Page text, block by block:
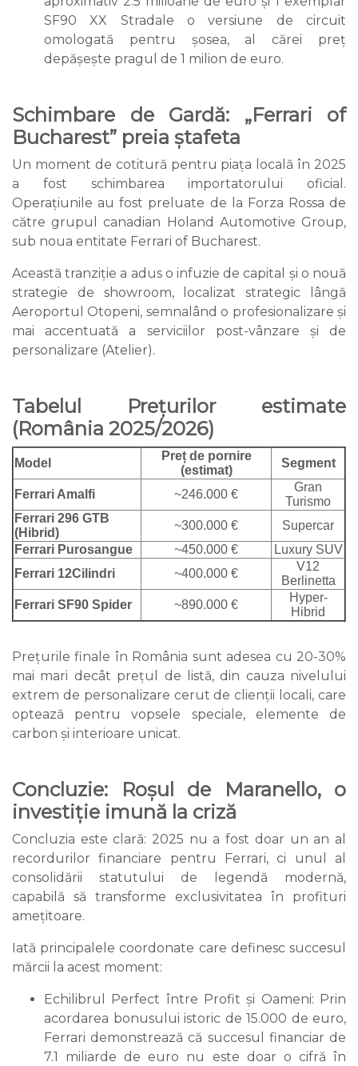
SF90 XX Stradale o versiune de circuit
omologată pentru șosea, al cărei preț
depășește pragul de 1 milion de euro.
Schimbare de Gardă: „Ferrari of
Bucharest” preia ștafeta
Un moment de cotitură pentru piața locală în 2025
a fost schimbarea importatorului oficial.
Operațiunile au fost preluate de la Forza Rossa de
către grupul canadian Holand Automotive Group,
sub noua entitate Ferrari of Bucharest.
Această tranziție a adus o infuzie de capital și o nouă
strategie de showroom, localizat strategic lângă
Aeroportul Otopeni, semnalând o profesionalizare și
mai accentuată a serviciilor post-vânzare și de
personalizare (Atelier).
Tabelul Prețurilor estimate
(România 2025/2026)
Model
Preț de pornire
(estimat)
Segment
Ferrari Amalfi ~246.000 €
Gran
Turismo
Ferrari 296 GTB
(Hibrid)
~300.000 €
Supercar
Ferrari Purosangue
~450.000 €
Luxury SUV
Ferrari 12Cilindri
~400.000 €
V12
Berlinetta
Ferrari SF90 Spider
~890.000 €
Hyper-
Hibrid
Prețurile finale în România sunt adesea cu 20-30%
mai mari decât prețul de listă, din cauza nivelului
extrem de personalizare cerut de clienții locali, care
optează pentru vopsele speciale, elemente de
carbon și interioare unicat.
Concluzie: Roșul de Maranello, o
investiție imună la criză
Concluzia este clară: 2025 nu a fost doar un an al
recordurilor financiare pentru Ferrari, ci unul al
consolidării statutului de legendă modernă,
capabilă să transforme exclusivitatea în profituri
amețitoare.
Iată principalele coordonate care definesc succesul
mărcii la acest moment:
Echilibrul Perfect între Profit și Oameni: Prin
acordarea bonusului istoric de 15.000 de euro,
Ferrari demonstrează că succesul financiar de
7.1 miliarde de euro nu este doar o cifră în